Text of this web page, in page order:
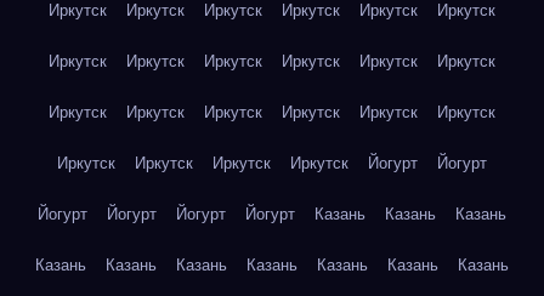
Иркутск Иркутск Иркутск Иркутск Иркутск Иркутск
Иркутск Иркутск Иркутск Иркутск Иркутск Иркутск
Иркутск Иркутск Иркутск Иркутск Иркутск Иркутск
Иркутск Иркутск Иркутск Иркутск Йогурт Йогурт
Йогурт Йогурт Йогурт Йогурт Казань Казань Казань
Казань Казань Казань Казань Казань Казань Казань